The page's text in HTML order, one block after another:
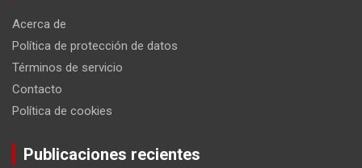
Acerca de
Política de protección de datos
Términos de servicio
Contacto
Política de cookies
Publicaciones recientes